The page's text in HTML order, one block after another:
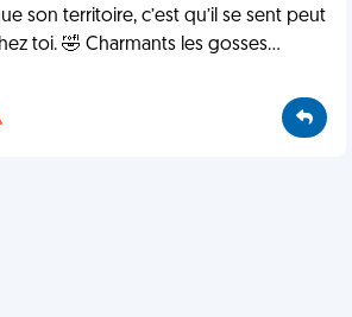
son territoire, c’est qu’il se sent peut
toi. 🤣 Charmants les gosses…